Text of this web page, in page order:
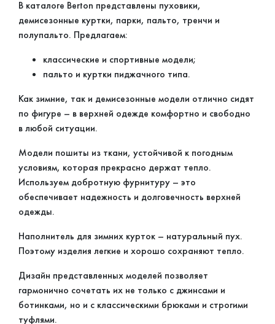
В каталоге Berton представлены пуховики,
демисезонные куртки, парки, пальто, тренчи и
полупальто. Предлагаем:
классические и спортивные модели;
пальто и куртки пиджачного типа.
Как зимние, так и демисезонные модели отлично сидят
по фигуре – в верхней одежде комфортно и свободно
в любой ситуации.
Модели пошиты из ткани, устойчивой к погодным
условиям, которая прекрасно держат тепло.
Используем добротную фурнитуру – это
обеспечивает надежность и долговечность верхней
одежды.
Наполнитель для зимних курток – натуральный пух.
Поэтому изделия легкие и хорошо сохраняют тепло.
Дизайн представленных моделей позволяет
гармонично сочетать их не только с джинсами и
ботинками, но и с классическими брюками и строгими
туфлями.